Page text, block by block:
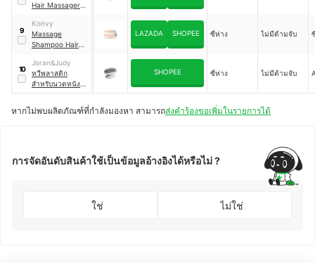
Hair Massager
9
Konvy
Massage
Shampoo Hair
LAZADA SHOPEE ซี่ห่าง ไม่มีด้ามจับ
10
Joran&Judy
หวีพลาสติก
สำหรับนวดหนัง
ศีรษะ
SHOPEE ซี่ห่าง ไม่มีด้ามจับ
หากไม่พบผลิตภัณฑ์ที่กำลังมองหา สามารถส่งคำร้องขอเพิ่มในรายการได้
การจัดอันดับสินค้าใช้เป็นข้อมูลอ้างอิงได้หรือไม่ ?
ใช่ ไม่ใช่